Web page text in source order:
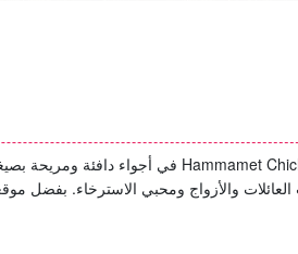
في أجواء دافئة ومريحة
والأزواج ومحبي الاسترخاء. بفضل